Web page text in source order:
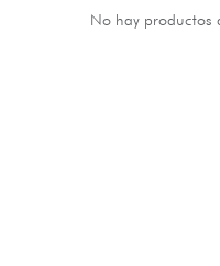
No hay productos